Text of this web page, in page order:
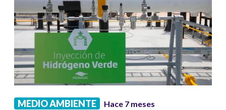
MEDIO AMBIENTE Hace 7 meses